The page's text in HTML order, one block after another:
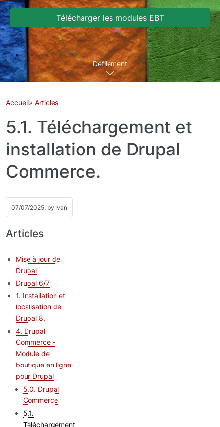
Télécharger les modules EBT
Défilement
Accueil Articles
5.1. Téléchargement et
installation de Drupal
Commerce.
07/07/2025, by Ivan
Articles
Mise à jour de
Drupal
Drupal 6/7
1. Installation et
localisation de
Drupal 8.
4. Drupal
Commerce -
Module de
boutique en ligne
pour Drupal
5.0. Drupal
Commerce
5.1.
Téléchargement